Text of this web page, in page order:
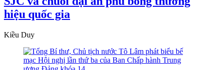
hiệu quốc gia
Kiều Duy